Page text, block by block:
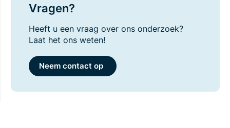
Vragen?
Heeft u een vraag over ons onderzoek?
Laat het ons weten!
Neem contact op